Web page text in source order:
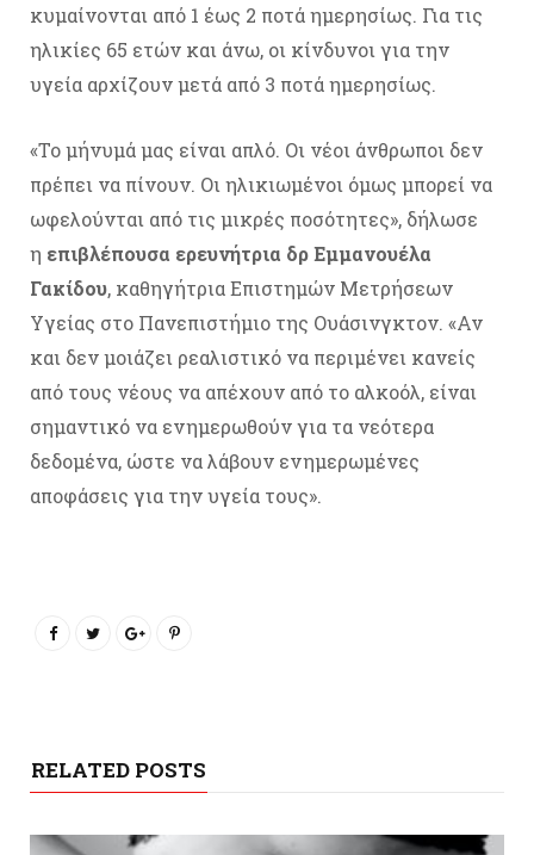
κυμαίνονται από 1 έως 2 ποτά ημερησίως. Για τις
ηλικίες 65 ετών και άνω, οι κίνδυνοι για την
υγεία αρχίζουν μετά από 3 ποτά ημερησίως.
«Το μήνυμά μας είναι απλό. Οι νέοι άνθρωποι δεν
πρέπει να πίνουν. Οι ηλικιωμένοι όμως μπορεί να
ωφελούνται από τις μικρές ποσότητες», δήλωσε
η επιβλέπουσα ερευνήτρια δρ Εμμανουέλα
Γακίδου, καθηγήτρια Επιστημών Μετρήσεων
Υγείας στο Πανεπιστήμιο της Ουάσινγκτον. «Αν
και δεν μοιάζει ρεαλιστικό να περιμένει κανείς
από τους νέους να απέχουν από το αλκοόλ, είναι
σημαντικό να ενημερωθούν για τα νεότερα
δεδομένα, ώστε να λάβουν ενημερωμένες
αποφάσεις για την υγεία τους».
RELATED POSTS